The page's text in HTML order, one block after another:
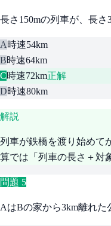
長さ150mの列車が、長
A時速54km
B時速64km
C時速72km正解
D時速80km
解説
列車が鉄橋を渡り始めて
算では「列車の長さ＋対
問題 5
AはBの家から3km離れた